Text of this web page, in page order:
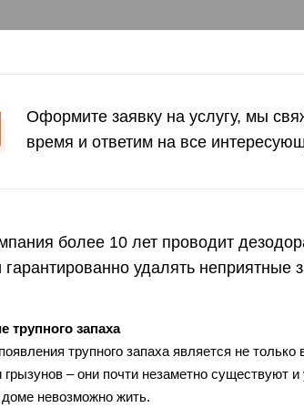
Оформите заявку на услугу, мы
время и ответим на все
более 10 лет проводит
гарантированно удалять
трупного запаха
трупного запаха является не
грызунов – они почти незаметно
невозможно жить.